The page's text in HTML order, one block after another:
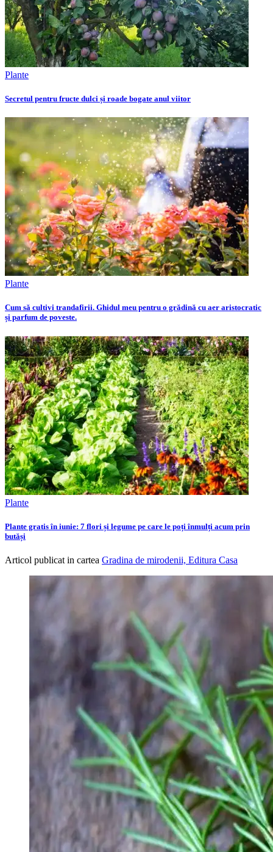
Plante
Secretul pentru fructe dulci și roade bogate anul viitor
Plante
Cum să cultivi trandafirii. Ghidul meu pentru o grădină cu aer aristocratic
și parfum de poveste.
Plante
Plante gratis în iunie: 7 flori și legume pe care le poți înmulți acum prin
butăși
Articol publicat in cartea Gradina de mirodenii, Editura Casa